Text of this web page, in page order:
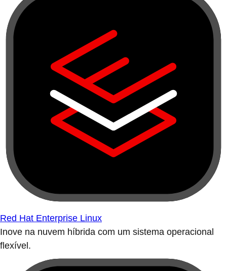
Red Hat Enterprise Linux
Inove na nuvem híbrida com um sistema operacional
flexível.